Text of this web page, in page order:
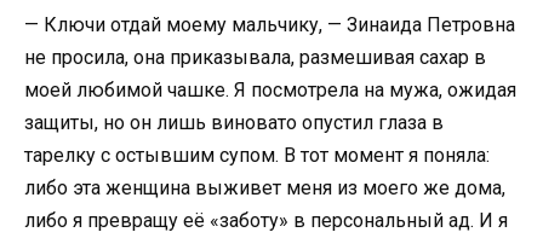
— Ключи отдай моему мальчику, — Зинаида Петровна
не просила, она приказывала, размешивая сахар в
моей любимой чашке. Я посмотрела на мужа, ожидая
защиты, но он лишь виновато опустил глаза в
тарелку с остывшим супом. В тот момент я поняла:
либо эта женщина выживет меня из моего же дома,
либо я превращу её «заботу» в персональный ад. И я